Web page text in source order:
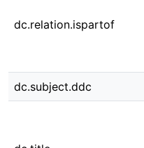
dc.relation.ispartof
dc.subject.ddc